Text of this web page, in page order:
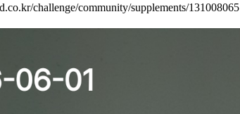
challenge/community/supplements/131008065